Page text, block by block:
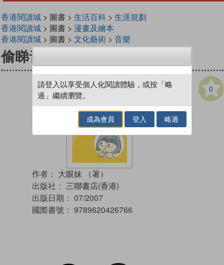
香港閱讀城> 圖書 > 生活百科> 生涯規劃
香港閱讀城> 圖書 > 漫畫及繪本
香港閱讀城> 圖書 > 文化藝術> 音樂
偷睇音樂人
0
作者： 大眼妹 （著）
出版社： 三聯書店(香港)
出版日期： 07/2007
國際書號： 9789620426766
請登入以享受個人化閱讀體驗，或按「略
過」繼續瀏覽。
成為會員 登入 略過